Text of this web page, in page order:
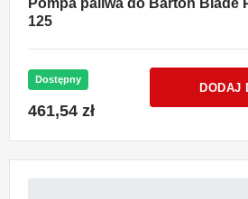
Pompa paliwa do Barton Blade
125
Dostępny
461,54 zł
DODAJ